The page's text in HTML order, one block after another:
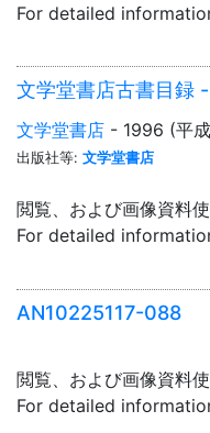
For detailed
文学堂書店古書目録
文学堂書店 - 1996 (平
出版社等: 文学堂書店
閲覧、および画像資料
For detailed
AN10225117-088
閲覧、および画像資料
For detailed